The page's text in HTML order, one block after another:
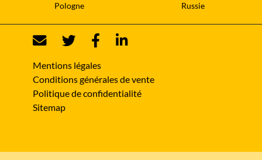
Pologne Russie
Mentions légales
Conditions générales de vente
Politique de confidentialité
Sitemap